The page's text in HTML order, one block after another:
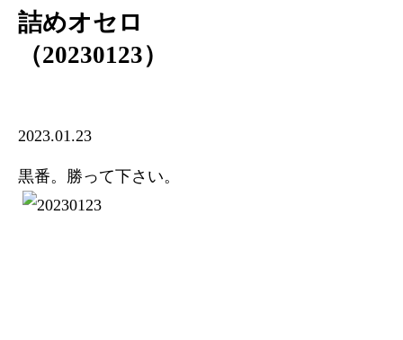
詰めオセロ
（20230123）
2023.01.23
黒番。勝って下さい。